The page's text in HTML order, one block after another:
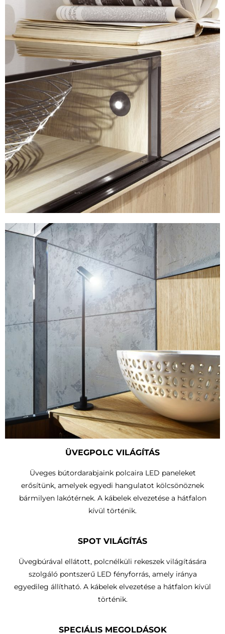
ÜVEGPOLC VILÁGÍTÁS
Üveges bútordarabjaink polcaira LED paneleket
erősítünk, amelyek egyedi hangulatot kölcsönöznek
bármilyen lakótérnek. A kábelek elvezetése a hátfalon
kívül történik.
SPOT VILÁGÍTÁS
Üvegbúrával ellátott, polcnélküli rekeszek világítására
szolgáló pontszerű LED fényforrás, amely iránya
egyedileg állítható. A kábelek elvezetése a hátfalon kívül
történik.
SPECIÁLIS MEGOLDÁSOK